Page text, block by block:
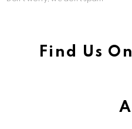
Find Us